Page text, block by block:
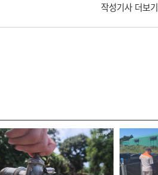
작성기사 더보기